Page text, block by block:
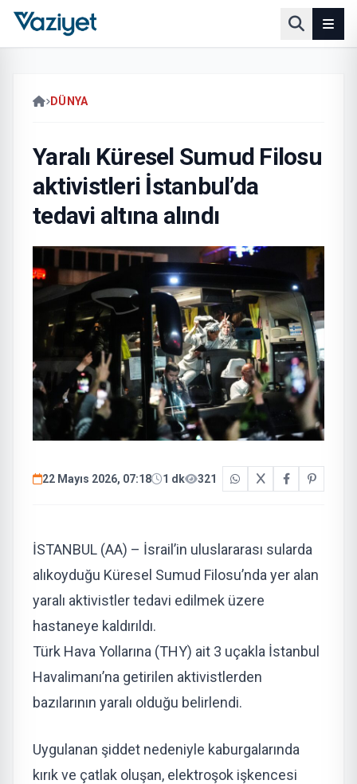
DÜNYA
Yaralı Küresel Sumud Filosu
aktivistleri İstanbul’da
tedavi altına alındı
22 Mayıs 2026, 07:18 1 dk 321
İSTANBUL (AA) – İsrail’in uluslararası sularda
alıkoyduğu Küresel Sumud Filosu’nda yer alan
yaralı aktivistler tedavi edilmek üzere
hastaneye kaldırıldı.
Türk Hava Yollarına (THY) ait 3 uçakla İstanbul
Havalimanı’na getirilen aktivistlerden
bazılarının yaralı olduğu belirlendi.
Uygulanan şiddet nedeniyle kaburgalarında
kırık ve çatlak oluşan, elektroşok işkencesi